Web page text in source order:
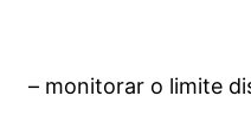
– monitorar o limite